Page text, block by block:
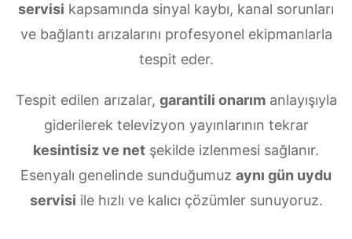
servisi kapsamında sinyal kaybı, kanal sorunları
ve bağlantı arızalarını profesyonel ekipmanlarla
tespit eder.
Tespit edilen arızalar, garantili onarımanlayışıyla
giderilerek televizyon yayınlarının tekrar
kesintisiz ve net şekilde izlenmesi sağlanır.
Esenyalı genelinde sunduğumuz aynı gün uydu
servisi ile hızlı ve kalıcı çözümler sunuyoruz.